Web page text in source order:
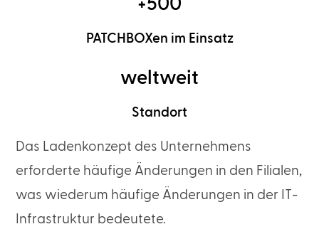
PATCHBOXen im Einsatz
weltweit
Standort
Das Ladenkonzept des Unternehmens
erforderte häufige Änderungen in den Filialen,
was wiederum häufige Änderungen in der IT-
Infrastruktur bedeutete.